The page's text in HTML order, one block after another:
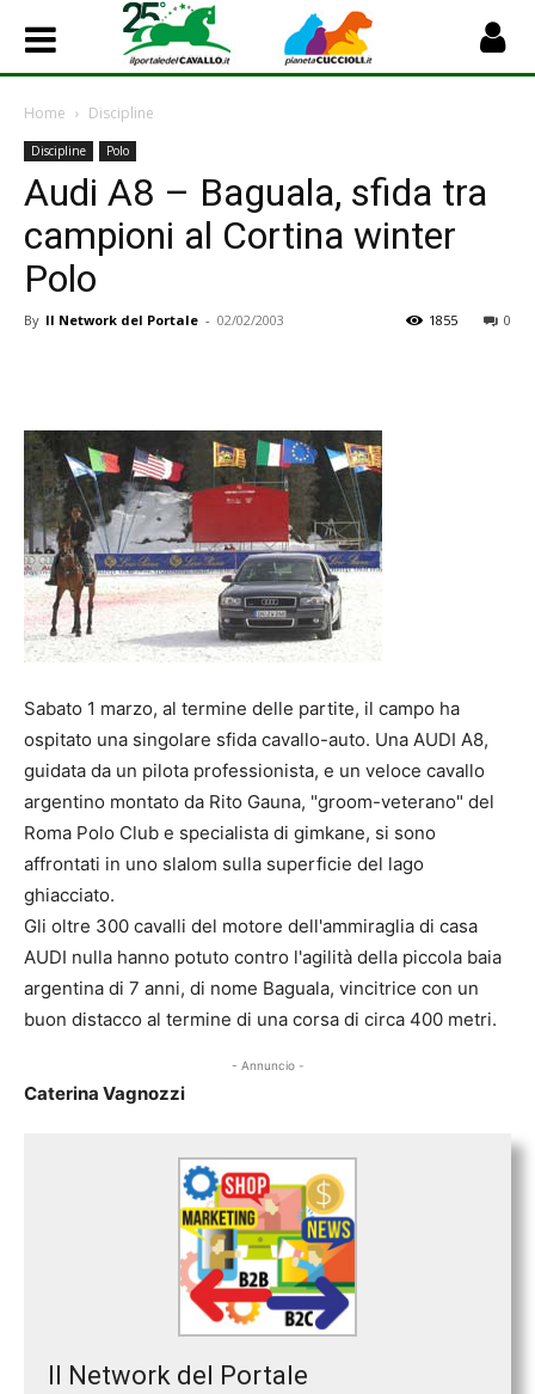
Home Discipline
Discipline Polo
Audi A8 – Baguala, sfida tra
campioni al Cortina winter
Polo
By Il Network del Portale - 02/02/2003 0
1855
Sabato 1 marzo, al termine delle partite, il campo ha
ospitato una singolare sfida cavallo-auto. Una AUDI A8,
guidata da un pilota professionista, e un veloce cavallo
argentino montato da Rito Gauna, "groom-veterano" del
Roma Polo Club e specialista di gimkane, si sono
affrontati in uno slalom sulla superficie del lago
ghiacciato.
Gli oltre 300 cavalli del motore dell'ammiraglia di casa
AUDI nulla hanno potuto contro l'agilità della piccola baia
argentina di 7 anni, di nome Baguala, vincitrice con un
buon distacco al termine di una corsa di circa 400 metri.
- Annuncio -
Caterina Vagnozzi
Il Network del Portale